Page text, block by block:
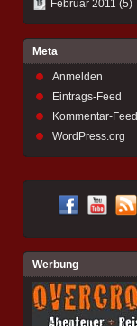
Februar 2011 (5)
Meta
Anmelden
Eintrags-Feed
Kommentar-Feed
WordPress.org
Werbung